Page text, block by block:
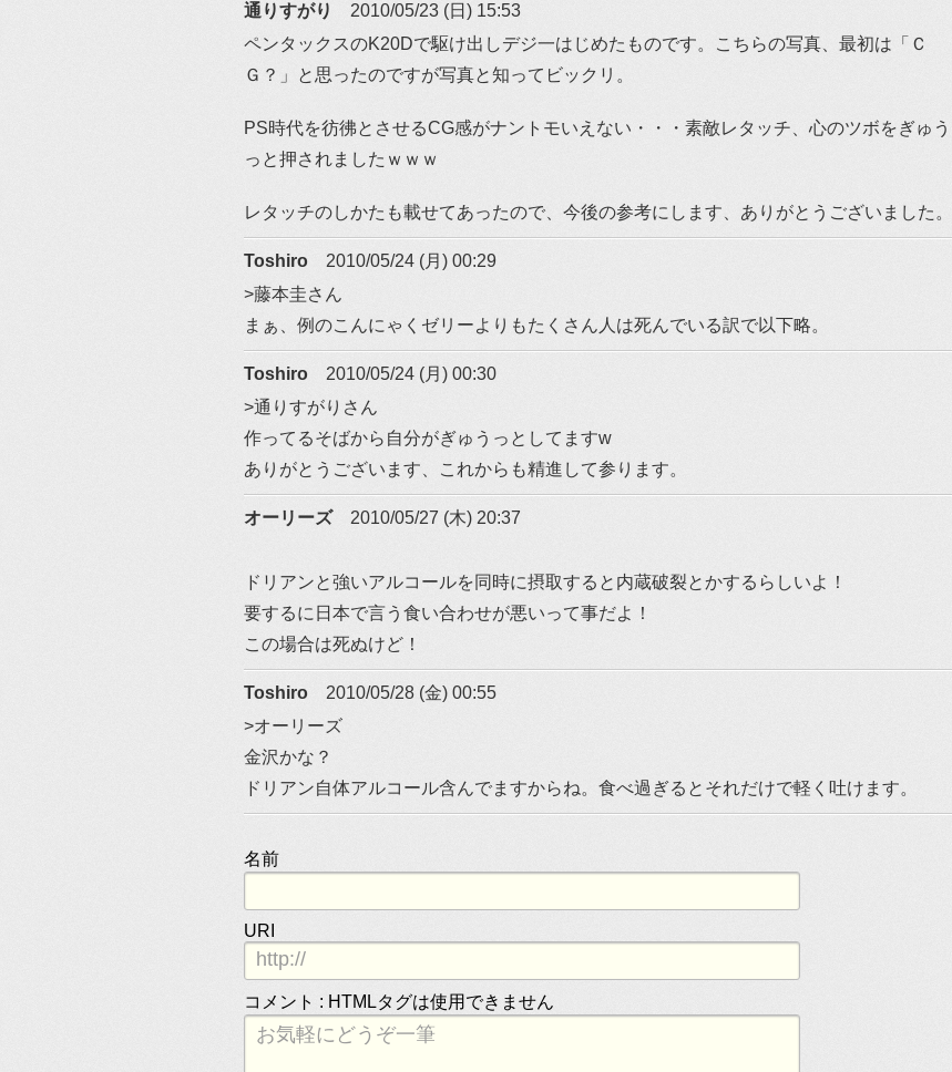
通りすがり 2010/05/23 (日) 15:53
ペンタックスのK20Dで駆け出しデジ一はじめたものです。こちらの写真、最初は「Ｃ
Ｇ？」と思ったのですが写真と知ってビックリ。
PS時代を彷彿とさせるCG感がナントモいえない・・・素敵レタッチ、心のツボをぎゅう
っと押されましたｗｗｗ
レタッチのしかたも載せてあったので、今後の参考にします、ありがとうございました。
Toshiro 2010/05/24 (月) 00:29
>藤本圭さん
まぁ、例のこんにゃくゼリーよりもたくさん人は死んでいる訳で以下略。
Toshiro 2010/05/24 (月) 00:30
>通りすがりさん
作ってるそばから自分がぎゅうっとしてますw
ありがとうございます、これからも精進して参ります。
オーリーズ 2010/05/27 (木) 20:37
ドリアンと強いアルコールを同時に摂取すると内蔵破裂とかするらしいよ！
要するに日本で言う食い合わせが悪いって事だよ！
この場合は死ぬけど！
Toshiro 2010/05/28 (金) 00:55
>オーリーズ
金沢かな？
ドリアン自体アルコール含んでますからね。食べ過ぎるとそれだけで軽く吐けます。
名前
URI
コメント : HTMLタグは使用できません